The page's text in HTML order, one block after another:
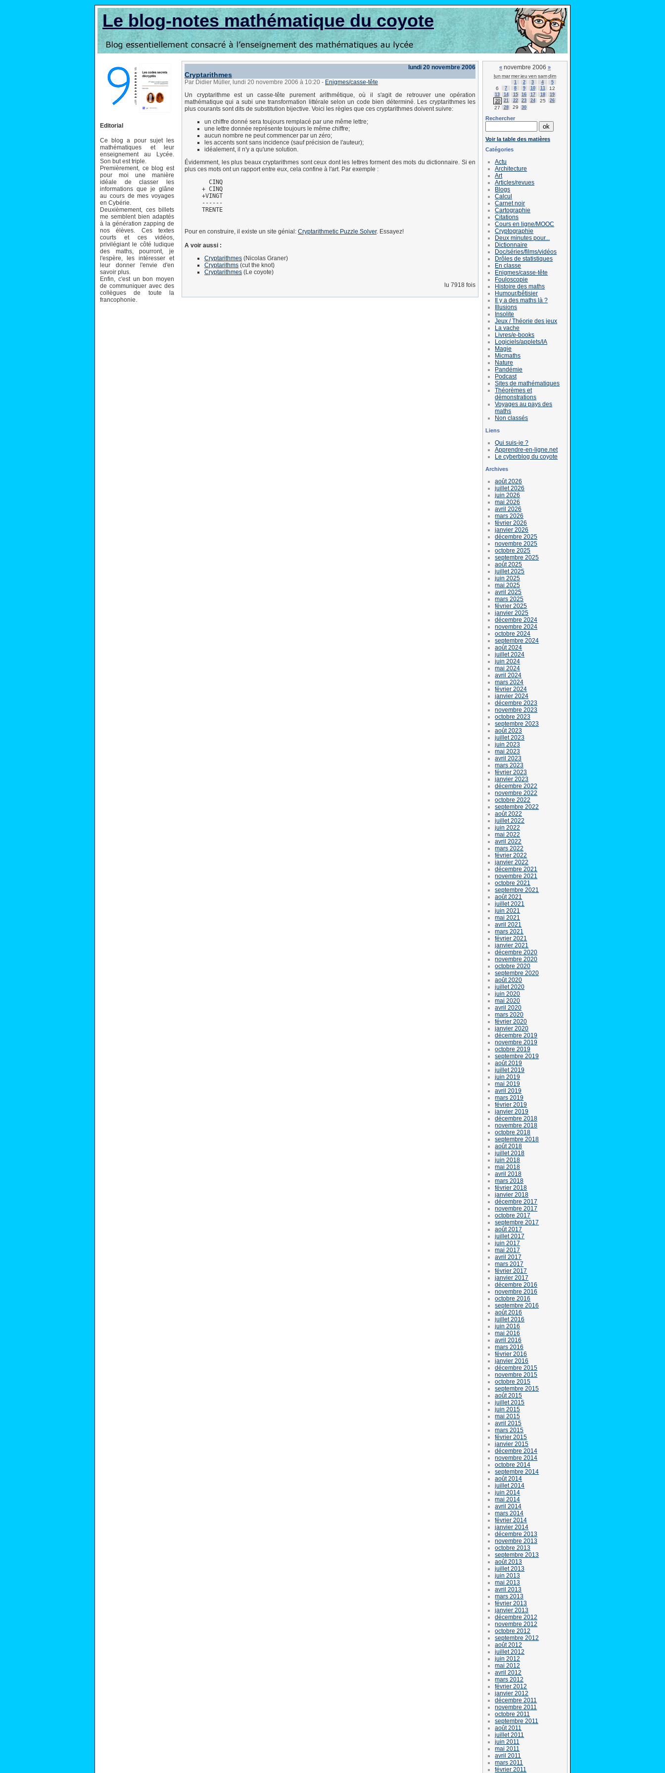
Le blog-notes mathématique du coyote
Editorial
Ce blog a pour sujet les
mathématiques et leur
enseignement au Lycée.
Son but est triple.
Premièrement, ce blog est
pour moi une manière
idéale de classer les
informations que je glâne
au cours de mes voyages
en Cybérie.
Deuxièmement, ces billets
me semblent bien adaptés
à la génération zapping de
nos élèves. Ces textes
courts et ces vidéos,
privilégiant le côté ludique
des maths, pourront, je
l'espère, les intéresser et
leur donner l'envie d'en
savoir plus.
Enfin, c'est un bon moyen
de communiquer avec des
collègues de toute la
francophonie.
lundi 20 novembre 2006
Cryptarithmes
Par Didier Müller, lundi 20 novembre 2006 à 10:20 - Enigmes/casse-tête
Un cryptarithme est un casse-tête purement arithmétique, où il s'agit de retrouver une opération
mathématique qui a subi une transformation littérale selon un code bien déterminé. Les cryptarithmes les
plus courants sont dits de substitution bijective. Voici les règles que ces cryptarithmes doivent suivre:
un chiffre donné sera toujours remplacé par une même lettre;
une lettre donnée représente toujours le même chiffre;
aucun nombre ne peut commencer par un zéro;
les accents sont sans incidence (sauf précision de l'auteur);
idéalement, il n'y a qu'une solution.
Évidemment, les plus beaux cryptarithmes sont ceux dont les lettres forment des mots du dictionnaire. Si en
plus ces mots ont un rapport entre eux, cela confine à l'art. Par exemple :
       CINQ
     + CINQ
     +VINGT
     ------
     TRENTE
Pour en construire, il existe un site génial: Cryptarithmetic Puzzle Solver. Essayez!
A voir aussi :
Cryptarithmes (Nicolas Graner)
Cryptarithms (cut the knot)
Cryptarithmes (Le coyote)
lu 7918 fois
« novembre 2006 »
lun marmerjeu ven samdim
1 2 3 4 5
6 7 8 9 10 11 12
13 14 15 16 17 18
19
20
21 22 23 24 25 26
27 28 29 30
Rechercher
Voir la table des matières
Catégories
Actu
Architecture
Art
Articles/revues
Blogs
Calcul
Carnet noir
Cartographie
Citations
Cours en ligne/MOOC
Cryptographie
Deux minutes pour...
Dictionnaire
Doc/séries/films/vidéos
Drôles de statistiques
En classe
Enigmes/casse-tête
Fouloscopie
Histoire des maths
Humour/bêtisier
Il y a des maths là ?
Illusions
Insolite
Jeux / Théorie des jeux
La vache
Livres/e-books
Logiciels/applets/IA
Magie
Micmaths
Nature
Pandémie
Podcast
Sites de mathématiques
Théorèmes et
démonstrations
Voyages au pays des
maths
Non classés
Liens
Qui suis-je ?
Apprendre-en-ligne.net
Le cyberblog du coyote
Archives
août 2026
juillet 2026
juin 2026
mai 2026
avril 2026
mars 2026
février 2026
janvier 2026
décembre 2025
novembre 2025
octobre 2025
septembre 2025
août 2025
juillet 2025
juin 2025
mai 2025
avril 2025
mars 2025
février 2025
janvier 2025
décembre 2024
novembre 2024
octobre 2024
septembre 2024
août 2024
juillet 2024
juin 2024
mai 2024
avril 2024
mars 2024
février 2024
janvier 2024
décembre 2023
novembre 2023
octobre 2023
septembre 2023
août 2023
juillet 2023
juin 2023
mai 2023
avril 2023
mars 2023
février 2023
janvier 2023
décembre 2022
novembre 2022
octobre 2022
septembre 2022
août 2022
juillet 2022
juin 2022
mai 2022
avril 2022
mars 2022
février 2022
janvier 2022
décembre 2021
novembre 2021
octobre 2021
septembre 2021
août 2021
juillet 2021
juin 2021
mai 2021
avril 2021
mars 2021
février 2021
janvier 2021
décembre 2020
novembre 2020
octobre 2020
septembre 2020
août 2020
juillet 2020
juin 2020
mai 2020
avril 2020
mars 2020
février 2020
janvier 2020
décembre 2019
novembre 2019
octobre 2019
septembre 2019
août 2019
juillet 2019
juin 2019
mai 2019
avril 2019
mars 2019
février 2019
janvier 2019
décembre 2018
novembre 2018
octobre 2018
septembre 2018
août 2018
juillet 2018
juin 2018
mai 2018
avril 2018
mars 2018
février 2018
janvier 2018
décembre 2017
novembre 2017
octobre 2017
septembre 2017
août 2017
juillet 2017
juin 2017
mai 2017
avril 2017
mars 2017
février 2017
janvier 2017
décembre 2016
novembre 2016
octobre 2016
septembre 2016
août 2016
juillet 2016
juin 2016
mai 2016
avril 2016
mars 2016
février 2016
janvier 2016
décembre 2015
novembre 2015
octobre 2015
septembre 2015
août 2015
juillet 2015
juin 2015
mai 2015
avril 2015
mars 2015
février 2015
janvier 2015
décembre 2014
novembre 2014
octobre 2014
septembre 2014
août 2014
juillet 2014
juin 2014
mai 2014
avril 2014
mars 2014
février 2014
janvier 2014
décembre 2013
novembre 2013
octobre 2013
septembre 2013
août 2013
juillet 2013
juin 2013
mai 2013
avril 2013
mars 2013
février 2013
janvier 2013
décembre 2012
novembre 2012
octobre 2012
septembre 2012
août 2012
juillet 2012
juin 2012
mai 2012
avril 2012
mars 2012
février 2012
janvier 2012
décembre 2011
novembre 2011
octobre 2011
septembre 2011
août 2011
juillet 2011
juin 2011
mai 2011
avril 2011
mars 2011
février 2011